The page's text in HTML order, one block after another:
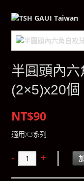
半圓頭內
(2×5)x20個
NT$90
適用X3系列